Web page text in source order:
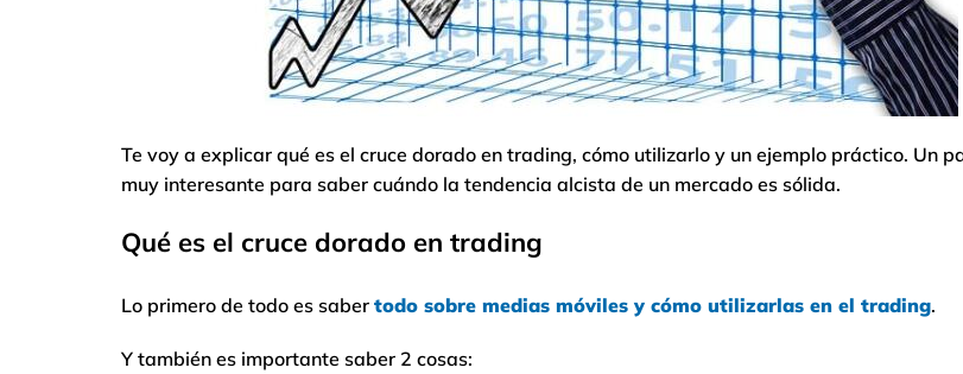
Te voy a explicar qué es el cruce dorado en trading, cómo utilizarlo y un ejemplo práctico. Un
muy interesante para saber cuándo la tendencia alcista de un mercado es sólida.
Qué es el cruce dorado en trading
Lo primero de todo es saber todo sobre medias móviles y cómo utilizarlas en el trading.
Y también es importante saber 2 cosas: